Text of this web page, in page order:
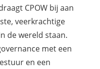
CPOW bij aan
veerkrachtige
de wereld staan.
met een
en een